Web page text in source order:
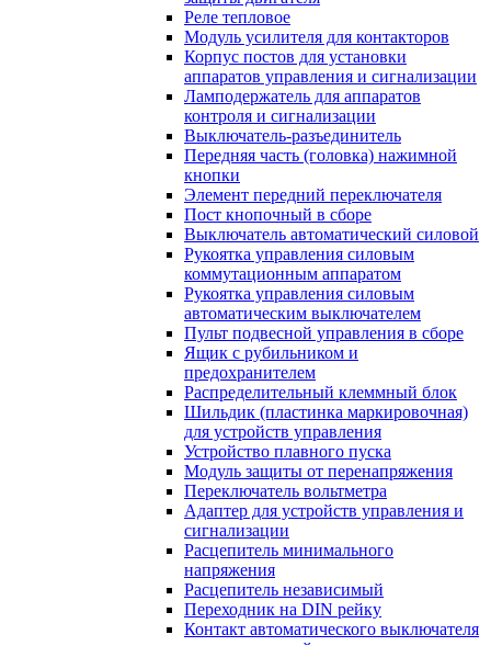
Реле тепловое
Модуль усилителя для контакторов
Корпус постов для установки
аппаратов управления и сигнализации
Ламподержатель для аппаратов
контроля и сигнализации
Выключатель-разъединитель
Передняя часть (головка) нажимной
кнопки
Элемент передний переключателя
Пост кнопочный в сборе
Выключатель автоматический силовой
Рукоятка управления силовым
коммутационным аппаратом
Рукоятка управления силовым
автоматическим выключателем
Пульт подвесной управления в сборе
Ящик с рубильником и
предохранителем
Распределительный клеммный блок
Шильдик (пластинка маркировочная)
для устройств управления
Устройство плавного пуска
Модуль защиты от перенапряжения
Переключатель вольтметра
Адаптер для устройств управления и
сигнализации
Расцепитель минимального
напряжения
Расцепитель независимый
Переходник на DIN рейку
Контакт автоматического выключателя